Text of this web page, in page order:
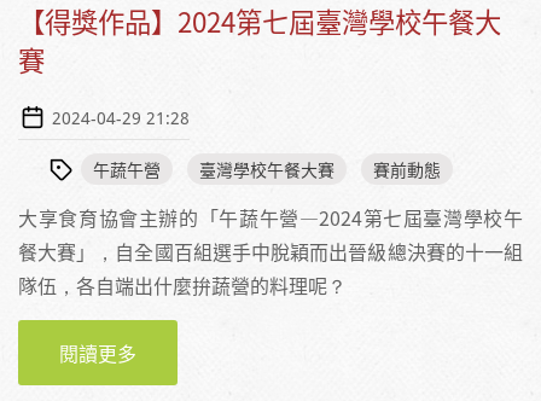
【得獎作品】2024第七屆臺灣學校午餐大
賽
2024-04-29 21:28
午蔬午營 臺灣學校午餐大賽 賽前動態
大享食育協會主辦的「午蔬午營—2024第七屆臺灣學校午
餐大賽」，自全國百組選手中脫穎而出晉級總決賽的十一組
隊伍，各自端出什麼拚蔬營的料理呢？
閱讀更多